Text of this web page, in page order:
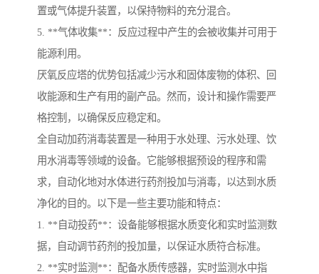
置或气体提升装置，以保持物料的充分混合。
5. **气体收集**：反应过程中产生的会被收集并可用于
能源利用。
厌氧反应塔的优势包括减少污水和固体废物的体积、回
收能源和生产有用的副产品。然而，设计和操作需要严
格控制，以确保反应稳定和。
全自动加药消毒装置是一种用于水处理、污水处理、饮
用水消毒等领域的设备。它能够根据预设的程序和需
求，自动化地对水体进行药剂投加与消毒，以达到水质
净化的目的。以下是一些主要功能和特点：
1. **自动投药**：设备能够根据水质变化和实时监测数
据，自动调节药剂的投加量，以保证水质符合标准。
2. **实时监测**：配备水质传感器，实时监测水中指